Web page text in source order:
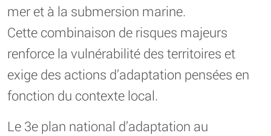
mer et à la submersion marine.
Cette combinaison de risques majeurs
renforce la vulnérabilité des territoires et
exige des actions d’adaptation pensées en
fonction du contexte local.
Le 3e plan national d’adaptation au